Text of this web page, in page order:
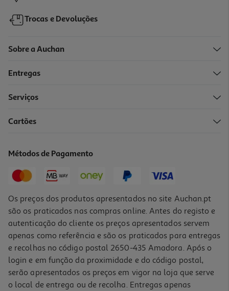
Trocas e Devoluções
Sobre a Auchan
Entregas
Serviços
Cartões
Métodos de Pagamento
Os preços dos produtos apresentados no site Auchan.pt
são os praticados nas compras online. Antes do registo e
autenticação do cliente os preços apresentados servem
apenas como referência e são os praticados para entregas
e recolhas no código postal 2650-435 Amadora. Após o
login e em função da proximidade e do código postal,
serão apresentados os preços em vigor na loja que serve
o local de entrega ou de recolha. Entregas apenas